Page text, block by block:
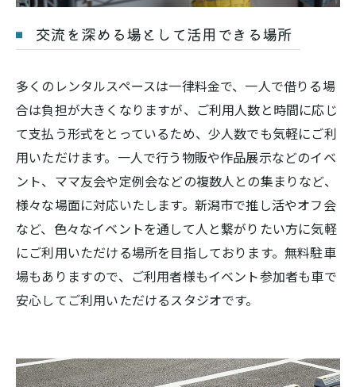
交流を深める場として活用できる場所
多くのレンタルスペースは一律料金で、一人で借りる場
合は負担が大きくなりますが、ご利用人数と時間に応じ
て支払う形式をとっているため、少人数でも気軽にご利
用いただけます。一人で行う物販や作品展示などのイベ
ント、ママ友会や定例会などの複数人との集まりなど、
様々な場面に対応いたします。新潟市で推し活やオフ会
など、色々なイベントを通して人と繋がりたい方に気軽
にご利用いただける場所を目指しております。無料駐車
場もありますので、ご利用者様もイベント参加者も車で
安心してご利用いただけるスタジオです。